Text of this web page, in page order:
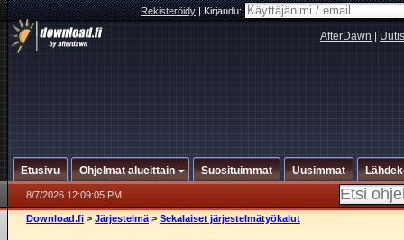
Rekisteröidy|Kirjaudu:
AfterDawn
Etusivu Ohjelmat alueittain Suosituimmat Uusimmat
8/7/2026 12:09:05 PM
Download.fi > Järjestelmä > Sekalaiset järjestelmätyökalut